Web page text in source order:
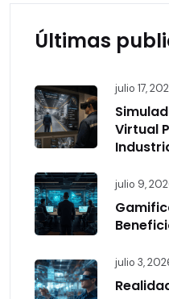
Últimas
julio 17,
Virtual
julio 9,
julio 3,